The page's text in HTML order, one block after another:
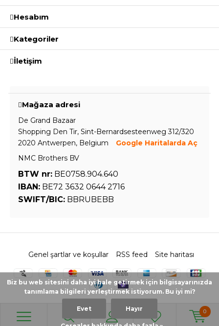
0
Hesabım
Kategoriler
İletişim
Mağaza adresi
De Grand Bazaar
Shopping Den Tir, Sint-Bernardsesteenweg 312/320
2020 Antwerpen, Belgium
Google Haritalarda Aç
NMC Brothers BV
BTW nr: BE0758.904.640
IBAN: BE72 3632 0644 2716
SWIFT/BIC: BBRUBEBB
© 2026 - Powered byLightspeed- Theme by DMWS.nl
Genel şartlar ve koşullar RSS feed Site haritası
Biz bu web sitesini daha iyi hale getirmek için bilgisayarınızda
tanımlama bilgileri yerleştirmek istiyorum. Bu iyi mi?
Evet Hayır